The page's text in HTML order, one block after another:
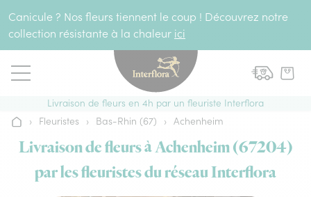
Canicule ? Nos fleurs tiennent le coup ! Découvrez notre
collection résistante à la chaleur ici
Livraison de fleurs en 4h par un fleuriste Interflora
Accueil
› Fleuristes › Bas-Rhin (67) › Achenheim
Livraison de fleurs à Achenheim (67204)
par les fleuristes du réseau Interflora